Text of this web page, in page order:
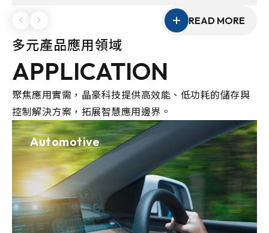
READ MORE
多元產品應用領域
APPLICATION
聚焦應用實需，晶豪科技提供高效能、低功耗的儲存與
控制解決方案，拓展智慧應用邊界。
Automotive